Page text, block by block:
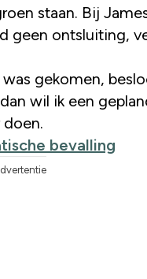
staan. Bij
geen ontsluiting,
gekomen,
wil ik een
doen.
bevalling